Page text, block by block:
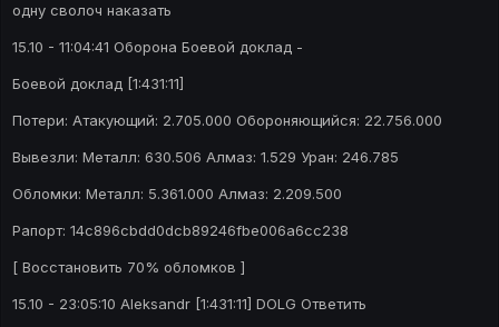
одну сволоч наказать
15.10 - 11:04:41 Оборона Боевой доклад -
Боевой доклад [1:431:11]
Потери: Атакующий: 2.705.000 Обороняющийся: 22.756.000
Вывезли: Металл: 630.506 Алмаз: 1.529 Уран: 246.785
Обломки: Металл: 5.361.000 Алмаз: 2.209.500
Рапорт: 14c896cbdd0dcb89246fbe006a6cc238
[ Восстановить 70% обломков ]
15.10 - 23:05:10 Aleksandr [1:431:11] DOLG Ответить